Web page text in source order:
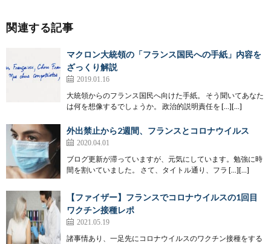
関連する記事
マクロン大統領の「フランス国民への手紙」内容を
ざっくり解説
2019.01.16
大統領からのフランス国民へ向けた手紙。 そう聞いてあなた
は何を想像するでしょうか。 政治的説明責任を […][…]
外出禁止から2週間、フランスとコロナウイルス
2020.04.01
ブログ更新が滞っていますが、元気にしています。勉強に時
間を割いていました。 さて、タイトル通り、フラ […][…]
【ファイザー】フランスでコロナウイルスの1回目
ワクチン接種レポ
2021.05.19
諸事情あり、一足先にコロナウイルスのワクチン接種をする